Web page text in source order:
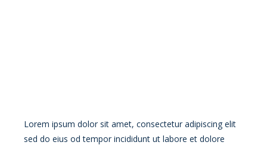
Lorem ipsum dolor sit amet, consectetur adipiscing elit
sed do eius od tempor incididunt ut labore et dolore